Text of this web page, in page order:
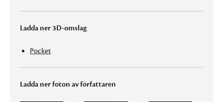
Ladda ner 3D-omslag
Pocket
Ladda ner foton av författaren